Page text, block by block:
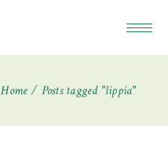
Home Posts tagged "lippia"